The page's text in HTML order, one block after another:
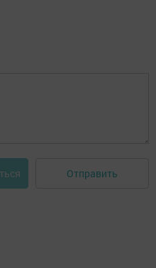
Отправить